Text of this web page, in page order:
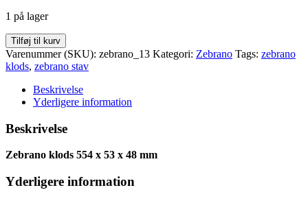
kr. 99,50.
1 på lager
Zebrano
klods
554
antal
Tilføj til kurv
Varenummer (SKU): zebrano_13 Kategori: Zebrano Tags: zebrano
klods, zebrano stav
Beskrivelse
Yderligere information
Beskrivelse
Zebrano klods 554 x 53 x 48 mm
Yderligere information